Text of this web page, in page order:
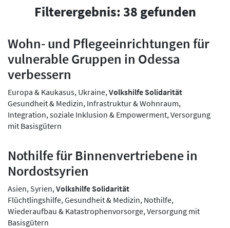
Filterergebnis: 38 gefunden
Wohn- und Pflegeeinrichtungen für
vulnerable Gruppen in Odessa
verbessern
Europa & Kaukasus, Ukraine, Volkshilfe Solidarität
Gesundheit & Medizin, Infrastruktur & Wohnraum,
Integration, soziale Inklusion & Empowerment, Versorgung
mit Basisgütern
Nothilfe für Binnenvertriebene in
Nordostsyrien
Asien, Syrien, Volkshilfe Solidarität
Flüchtlingshilfe, Gesundheit & Medizin, Nothilfe,
Wiederaufbau & Katastrophenvorsorge, Versorgung mit
Basisgütern